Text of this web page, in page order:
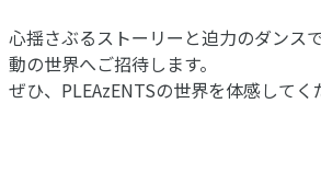
心揺さぶるストーリーと迫力のダンス
動の世界へご招待します。
ぜひ、PLEAzENTSの世界を体感してく